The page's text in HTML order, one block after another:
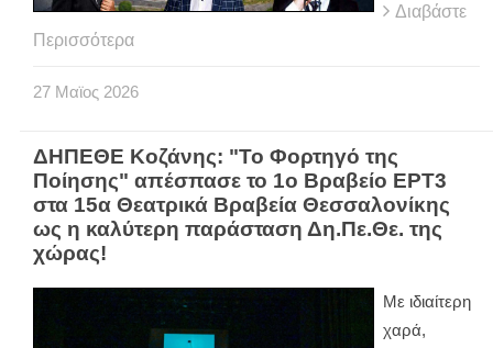
Διαβάστε
Περισσότερα
27 Μαϊος 2026
ΔΗΠΕΘΕ Κοζάνης: "Το Φορτηγό της
Ποίησης" απέσπασε το 1ο Βραβείο ΕΡΤ3
στα 15α Θεατρικά Βραβεία Θεσσαλονίκης
ως η καλύτερη παράσταση Δη.Πε.Θε. της
χώρας!
Με ιδιαίτερη
χαρά,